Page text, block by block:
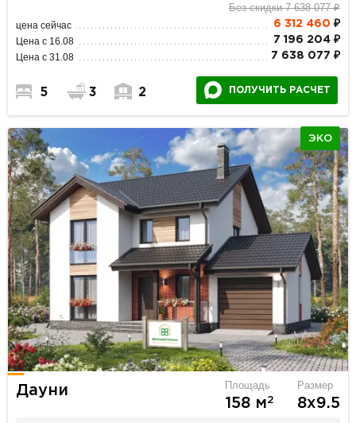
Без скидки 7 638 077 ₽
цена сейчас 6 312 460 ₽
Цена с 16.08 7 196 204 ₽
Цена с 31.08 7 638 077 ₽
5 3 2 ПОЛУЧИТЬ РАСЧЕТ
ЭКО
Дауни Площадь
158 м2
Размер
8х9.5